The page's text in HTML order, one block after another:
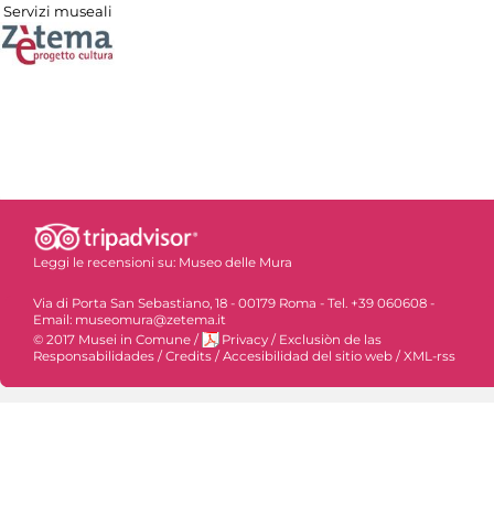
Servizi museali
Leggi le recensioni su: Museo delle Mura
Via di Porta San Sebastiano, 18 - 00179 Roma - Tel. +39 060608 -
Email: museomura@zetema.it
© 2017 Musei in Comune / Privacy / Exclusiòn de las
Responsabilidades /Credits /Accesibilidad del sitio web /XML-rss